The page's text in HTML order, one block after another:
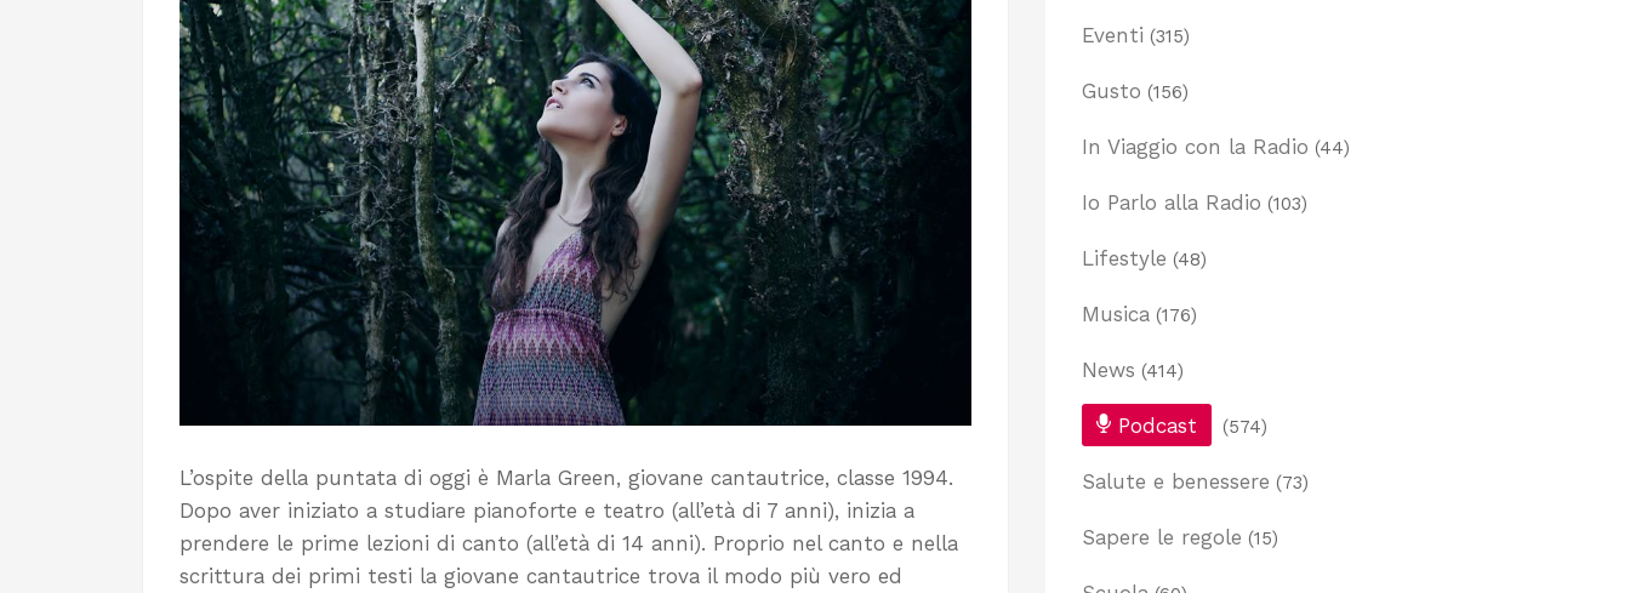
L’ospite della puntata di oggi è Marla Green, giovane cantautrice, classe 1994.
Dopo aver iniziato a studiare pianoforte e teatro (all’età di 7 anni), inizia a
prendere le prime lezioni di canto (all’età di 14 anni). Proprio nel canto e nella
scrittura dei primi testi la giovane cantautrice trova il modo più vero ed
Eventi (315)
Gusto (156)
In Viaggio con la Radio (44)
Io Parlo alla Radio (103)
Lifestyle (48)
Musica (176)
News (414)
Podcast (574)
Salute e benessere (73)
Sapere le regole (15)